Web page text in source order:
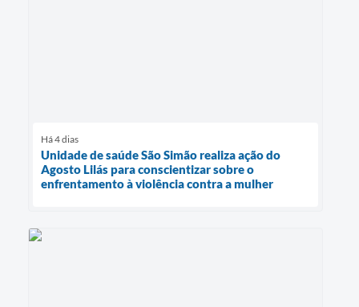
Há 4 dias
Unidade de saúde São Simão realiza ação do
Agosto Lilás para conscientizar sobre o
enfrentamento à violência contra a mulher